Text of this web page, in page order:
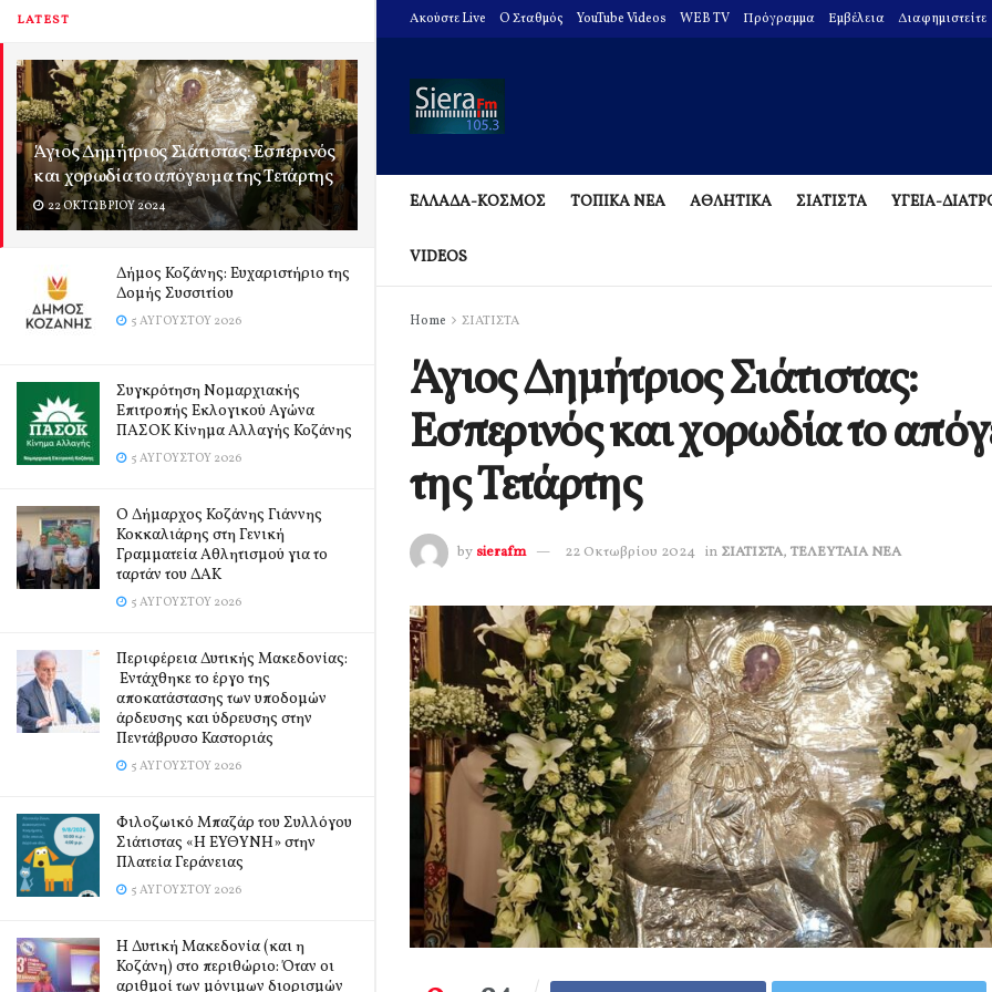
LATEST
Άγιος Δημήτριος Σιάτιστας: Εσπερινός
και χορωδία το απόγευμα της Τετάρτης
22 ΟΚΤΩΒΡΊΟΥ 2024
Δήμος Κοζάνης: Ευχαριστήριο της
Δομής Συσσιτίου
5 ΑΥΓΟΎΣΤΟΥ 2026
Συγκρότηση Νομαρχιακής
Επιτροπής Εκλογικού Αγώνα
ΠΑΣΟΚ Κίνημα Αλλαγής Κοζάνης
5 ΑΥΓΟΎΣΤΟΥ 2026
Ο Δήμαρχος Κοζάνης Γιάννης
Κοκκαλιάρης στη Γενική
Γραμματεία Αθλητισμού για το
ταρτάν του ΔΑΚ
5 ΑΥΓΟΎΣΤΟΥ 2026
Περιφέρεια Δυτικής Μακεδονίας:
Εντάχθηκε το έργο της
αποκατάστασης των υποδομών
άρδευσης και ύδρευσης στην
Πεντάβρυσο Καστοριάς
5 ΑΥΓΟΎΣΤΟΥ 2026
Φιλοζωικό Μπαζάρ του Συλλόγου
Σιάτιστας «Η ΕΥΘΥΝΗ» στην
Πλατεία Γεράνειας
5 ΑΥΓΟΎΣΤΟΥ 2026
Η Δυτική Μακεδονία (και η
Κοζάνη) στο περιθώριο: Όταν οι
αριθμοί των μόνιμων διορισμών
Ακούστε Live O Σταθμός YouTube Videos WEB TV Πρόγραμμα Εμβέλεια Διαφημιστείτε
ΕΛΛΑΔΑ-ΚΟΣΜΟΣ ΤΟΠΙΚΑ ΝΕΑ ΑΘΛΗΤΙΚΑ ΣΙΑΤΙΣΤΑ ΥΓΕΙΑ-
VIDEOS
Home ΣΙΑΤΙΣΤΑ
Άγιος Δημήτριος Σιάτιστας:
Εσπερινός και χορωδία το
της Τετάρτης
by sierafm 22 Οκτωβρίου 2024 in ΣΙΑΤΙΣΤΑ, ΤΕΛΕΥΤΑΙΑ ΝΕΑ